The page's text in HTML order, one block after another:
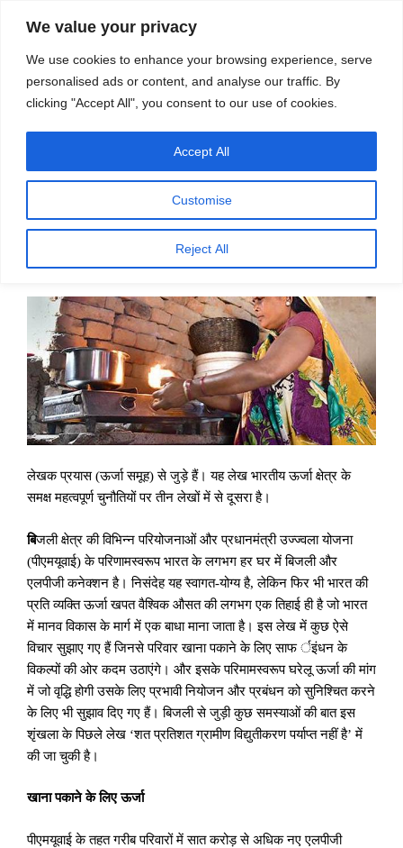
We value your privacy
We use cookies to enhance your browsing experience, serve
personalised ads or content, and analyse our traffic. By
clicking "Accept All", you consent to our use of cookies.
Customise
Reject All
Accept All
स्रोत
मेनू
मई 15, 2019पर
प्रकाशित
गया
भारत में घरेलू ऊर्जा की चुनौती का प्रबंधन – आदित्य
चुनेकर, श्वेता कुलकर्णी, अशोक श्रीनिवास
लेखक प्रयास (ऊर्जा समूह) से जुड़े हैं। यह लेख भारतीय ऊर्जा क्षेत्र के
समक्ष महत्वपूर्ण चुनौतियों पर तीन लेखों में से दूसरा है।
बिजली क्षेत्र की विभिन्न परियोजनाओं और प्रधानमंत्री उज्ज्वला योजना
(पीएमयूवाई) के परिणामस्वरूप भारत के लगभग हर घर में बिजली और
एलपीजी कनेक्शन है। निसंदेह यह स्वागत-योग्य है,लेकिन फिर भी भारत की
प्रति व्यक्ति ऊर्जा खपत वैश्विक औसत की लगभग एक तिहाई ही है जो भारत
में मानव विकास के मार्ग में एक बाधा माना जाता है। इस लेख में कुछ ऐसे
विचार सुझाए गए हैं जिनसे परिवार खाना पकाने के लिए साफ र्इंधन के
विकल्पों की ओर कदम उठाएंगे। और इसके परिमामस्वरूप घरेलू ऊर्जा की मांग
में जो वृद्धि होगी उसके लिए प्रभावी नियोजन और प्रबंधन को सुनिश्चित करने
के लिए भी सुझाव दिए गए हैं। बिजली से जुड़ी कुछ समस्याओं की बात इस
शृंखला के पिछले लेख ‘शत प्रतिशत ग्रामीण विद्युतीकरण पर्याप्त नहीं है’ में
की जा चुकी है।
खाना पकाने के लिए ऊर्जा
पीएमयूवाई के तहत गरीब परिवारों में सात करोड़ से अधिक नए एलपीजी